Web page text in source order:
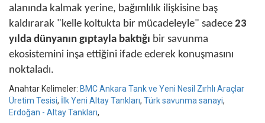
alanında kalmak yerine, bağımlılık ilişkisine baş
kaldırarak "kelle koltukta bir mücadeleyle" sadece 23
yılda dünyanın gıptayla baktığı bir savunma
ekosistemini inşa ettiğini ifade ederek konuşmasını
noktaladı.
Anahtar Kelimeler: BMC Ankara Tank ve Yeni Nesil Zırhlı Araçlar
Üretim Tesisi, İlk Yeni Altay Tankları, Türk savunma sanayi,
Erdoğan - Altay Tankları,